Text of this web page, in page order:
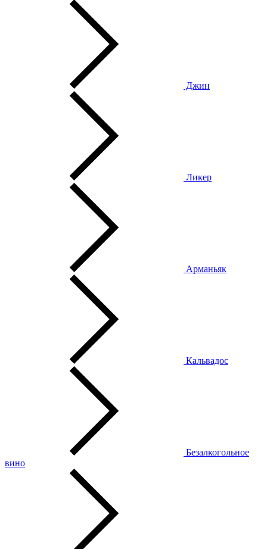
Джин
Ликер
Арманьяк
Кальвадос
Безалкогольное
вино